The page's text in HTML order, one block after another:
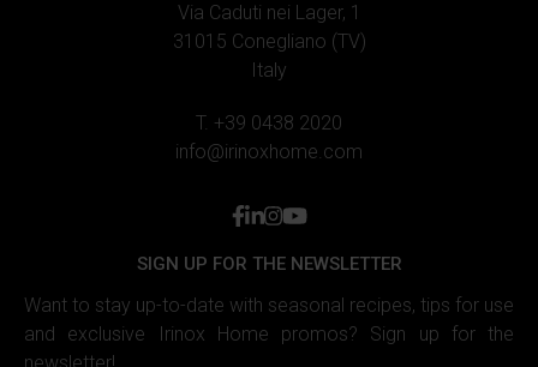
Via Caduti nei Lager, 1
31015 Conegliano (TV)
Italy
T. +39 0438 2020
info@irinoxhome.com
facebook
linkedin
instagram
youtube
SIGN UP FOR THE NEWSLETTER
Want to stay up-to-date with seasonal recipes, tips for use
and exclusive Irinox Home promos? Sign up for the